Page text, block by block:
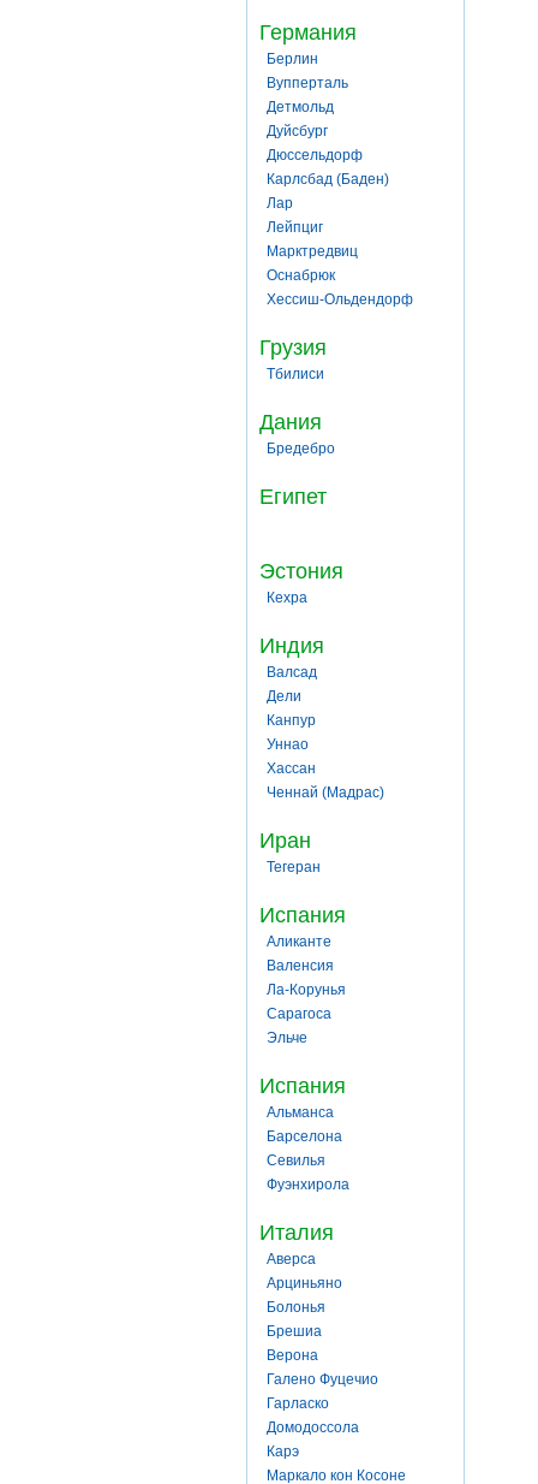
Германия
Берлин
Вупперталь
Детмольд
Дуйсбург
Дюссельдорф
Карлсбад (Баден)
Лар
Лейпциг
Марктредвиц
Оснабрюк
Хессиш-Ольдендорф
Грузия
Тбилиси
Дания
Бредебро
Египет
Эстония
Кехра
Индия
Валсад
Дели
Канпур
Уннао
Хассан
Ченнай (Мадрас)
Иран
Тегеран
Испания
Аликанте
Валенсия
Ла-Корунья
Сарагоса
Эльче
Испания
Альманса
Барселона
Севилья
Фуэнхирола
Италия
Аверса
Арциньяно
Болонья
Брешиа
Верона
Галено Фуцечио
Гарласко
Домодоссола
Карэ
Маркало кон Косоне